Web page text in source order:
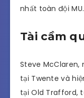
nhất toàn đội MU.
Tài cầm
Steve McClaren,
tại Twente và
tại Old Trafford,